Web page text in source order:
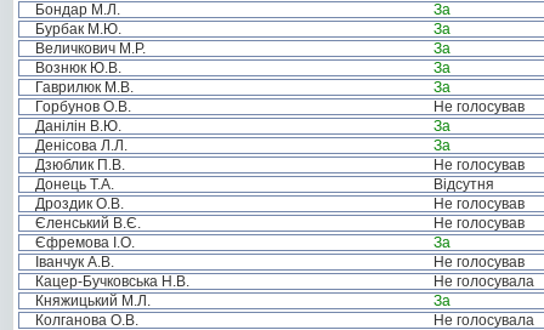
Бондар М.Л.
За
Бурбак М.Ю.
За
Величкович М.Р.
За
Вознюк Ю.В.
За
Гаврилюк М.В.
За
Горбунов О.В.
Не голосував
Данілін В.Ю.
За
Денісова Л.Л.
За
Дзюблик П.В.
Не голосував
Донець Т.А.
Відсутня
Дроздик О.В.
Не голосував
Єленський В.Є.
Не голосував
Єфремова І.О.
За
Іванчук А.В.
Не голосував
Кацер-Бучковська Н.В.
Не голосувала
Княжицький М.Л.
За
Колганова О.В.
Не голосувала